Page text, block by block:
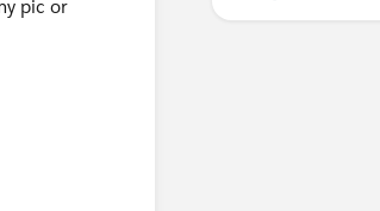
pic or